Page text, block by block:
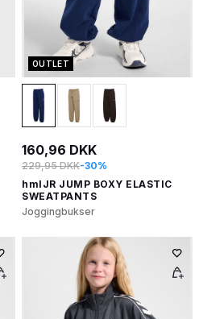
OUTLET
160,96 DKK
229,95 DKK-30%
hmlJR JUMP BOXY ELASTIC
SWEATPANTS
Joggingbukser